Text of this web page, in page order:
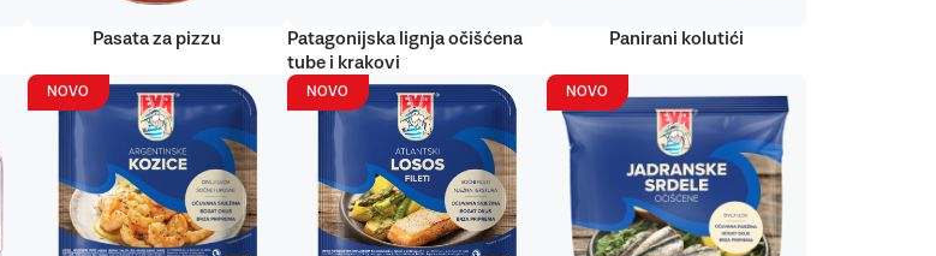
Pasata za pizzu
Patagonijska lignja očišćena
tube i krakovi
Panirani kolutići
NOVO NOVO NOVO